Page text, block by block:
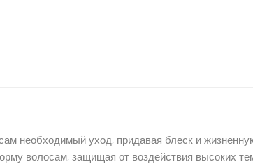
необходимый уход, придавая блеск и
волосам, защищая от воздействия высоких